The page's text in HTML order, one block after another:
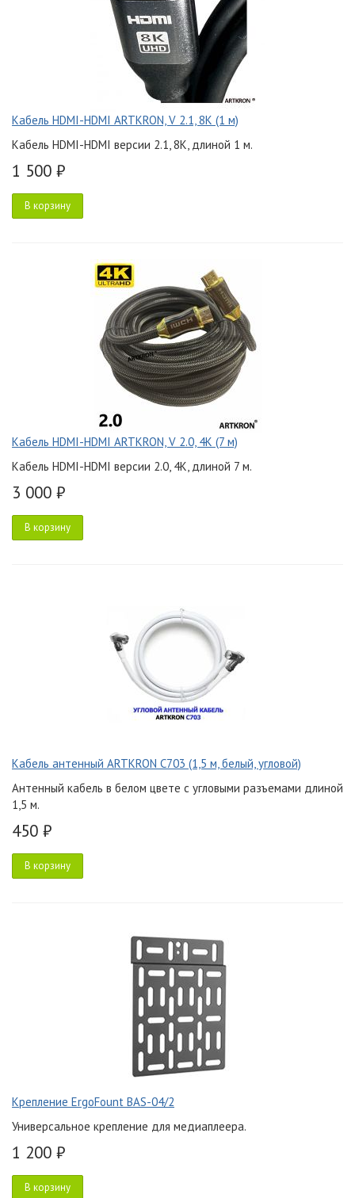
Кабель HDMI-HDMI ARTKRON, V 2.1, 8K (1 м)
Кабель HDMI-HDMI версии 2.1, 8K, длиной 1 м.
1 500 ₽
В корзину
Кабель HDMI-HDMI ARTKRON, V 2.0, 4K (7 м)
Кабель HDMI-HDMI версии 2.0, 4K, длиной 7 м.
3 000 ₽
В корзину
Кабель антенный ARTKRON C703 (1,5 м, белый, угловой)
Антенный кабель в белом цвете с угловыми разъемами длиной
1,5 м.
450 ₽
В корзину
Крепление ErgoFount BAS-04/2
Универсальное крепление для медиаплеера.
1 200 ₽
В корзину